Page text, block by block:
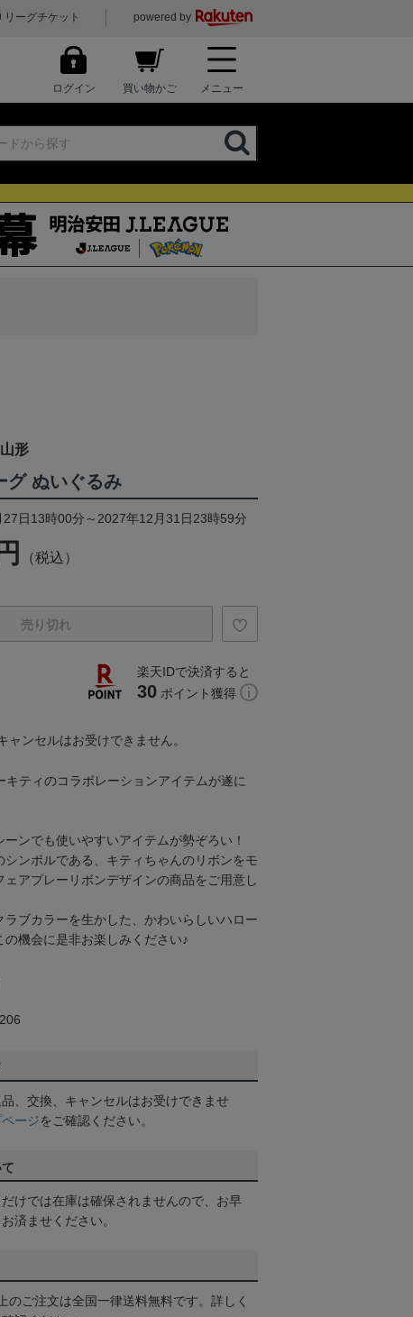
リーグチケット powered by
ログイン 買い物かご メニュー
形
グ ぬいぐるみ
日13時00分～2027年12月31日23時59分
（税込）
売り切れ
楽天IDで決済すると
30 ポイント獲得
ンセルはお受けできません。
キティのコラボレーションアイテムが遂に
ンでも使いやすいアイテムが勢ぞろい！
ンボルである、キティちゃんのリボンをモ
ェアプレーリボンデザインの商品をご用意し
ラブカラーを生かした、かわいらしいハロー
の機会に是非お楽しみください♪
、交換、キャンセルはお受けできませ
ージをご確認ください。
けでは在庫は確保されませんので、お早
済ませください。
のご注文は全国一律送料無料です。詳しく